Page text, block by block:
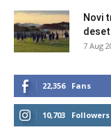
Novi
7 Aug
22,356 Fans
10,703 Followers